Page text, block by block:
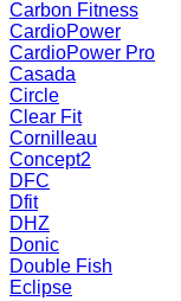
Carbon Fitness
CardioPower
CardioPower Pro
Casada
Circle
Clear Fit
Cornilleau
Concept2
DFC
Dfit
DHZ
Donic
Double Fish
Eclipse